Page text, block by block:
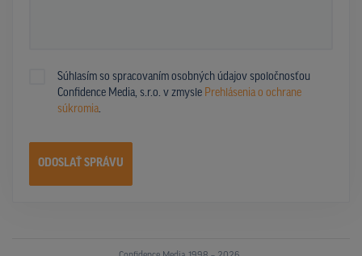
Súhlasím so spracovaním osobných údajov spoločnosťou
Confidence Media, s.r.o. v zmysle Prehlásenia o ochrane
súkromia.
ODOSLAŤ SPRÁVU